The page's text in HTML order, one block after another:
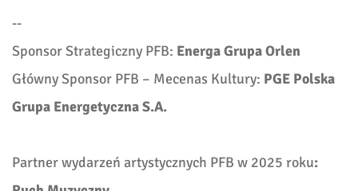
--
Sponsor Strategiczny PFB: Energa Grupa Orlen
Główny Sponsor PFB – Mecenas Kultury: PGE Polska
Grupa Energetyczna S.A.
Partner wydarzeń artystycznych PFB w 2025 roku: